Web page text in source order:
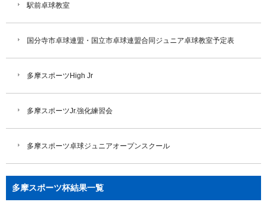
駅前卓球教室
国分寺市卓球連盟・国立市卓球連盟合同ジュニア卓球教室予定表
多摩スポーツHigh Jr
多摩スポーツJr.強化練習会
多摩スポーツ卓球ジュニアオープンスクール
多摩スポーツ杯結果一覧